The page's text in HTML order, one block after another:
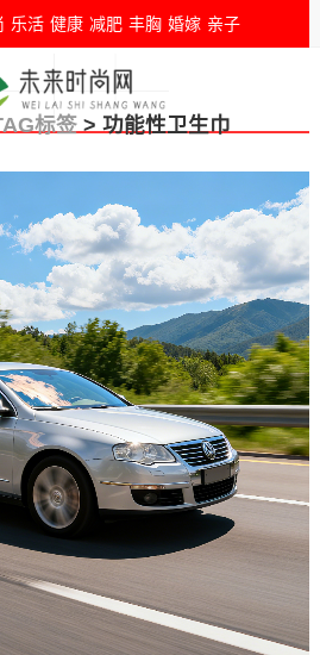
乐活 健康 减肥 丰胸 婚嫁 亲子
标签> 功能性卫生巾